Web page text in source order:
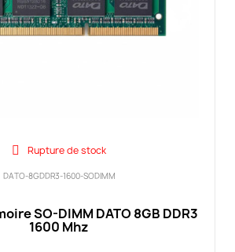
Rupture de stock
DATO-8GDDR3-1600-SODIMM
SO-DIMM DATO 8GB DDR3
1600 Mhz